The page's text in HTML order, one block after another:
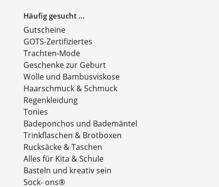
Häufig gesucht ...
Gutscheine
GOTS-Zertifiziertes
Trachten-Mode
Geschenke zur Geburt
Wolle und Bambusviskose
Haarschmuck & Schmuck
Regenkleidung
Tonies
Badeponchos und Bademäntel
Trinkflaschen & Brotboxen
Rucksäcke & Taschen
Alles für Kita & Schule
Basteln und kreativ sein
Sock- ons®